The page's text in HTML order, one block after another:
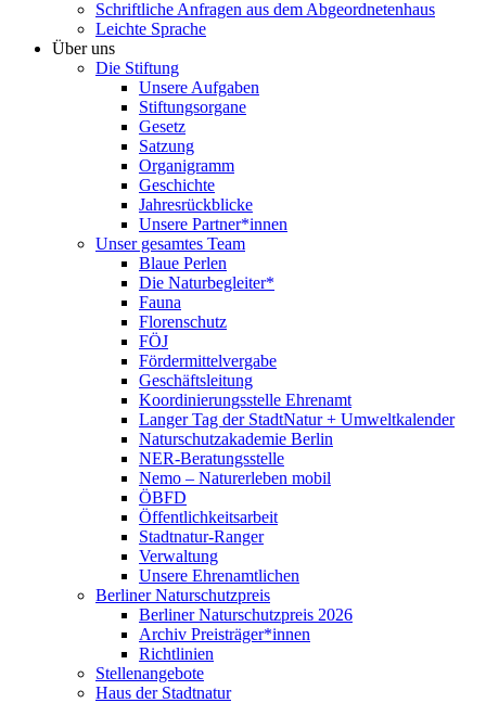
Schriftliche Anfragen aus dem Abgeordnetenhaus
Leichte Sprache
Über uns
Die Stiftung
Unsere Aufgaben
Stiftungsorgane
Gesetz
Satzung
Organigramm
Geschichte
Jahresrückblicke
Unsere Partner*innen
Unser gesamtes Team
Blaue Perlen
Die Naturbegleiter*
Fauna
Florenschutz
FÖJ
Fördermittelvergabe
Geschäftsleitung
Koordinierungsstelle Ehrenamt
Langer Tag der StadtNatur + Umweltkalender
Naturschutzakademie Berlin
NER-Beratungsstelle
Nemo – Naturerleben mobil
ÖBFD
Öffentlichkeitsarbeit
Stadtnatur-Ranger
Verwaltung
Unsere Ehrenamtlichen
Berliner Naturschutzpreis
Berliner Naturschutzpreis 2026
Archiv Preisträger*innen
Richtlinien
Stellenangebote
Haus der Stadtnatur